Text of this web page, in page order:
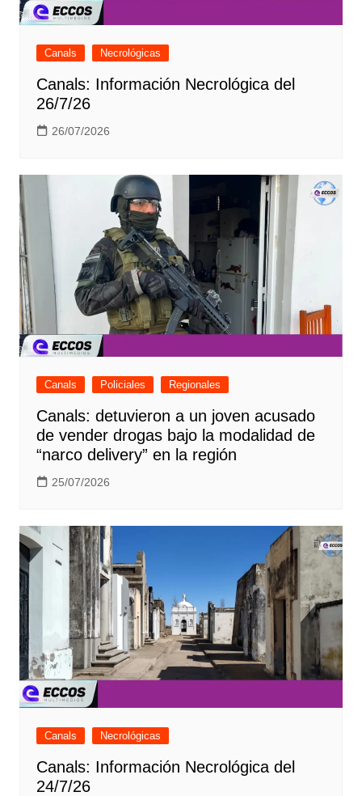
Canals Necrológicas
Canals: Información Necrológica del
26/7/26
26/07/2026
Canals Policiales Regionales
Canals: detuvieron a un joven acusado
de vender drogas bajo la modalidad de
“narco delivery” en la región
25/07/2026
Canals Necrológicas
Canals: Información Necrológica del
24/7/26